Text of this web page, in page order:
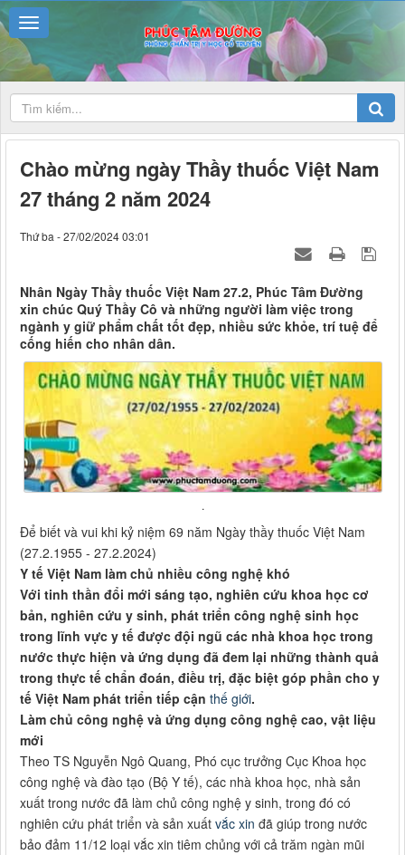
Chào mừng ngày Thầy thuốc Việt Nam
27 tháng 2 năm 2024
Thứ ba - 27/02/2024 03:01
Nhân Ngày Thầy thuốc Việt Nam 27.2, Phúc Tâm Đường
xin chúc Quý Thầy Cô và những người làm việc trong
ngành y giữ phẩm chất tốt đẹp, nhiều sức khỏe, trí tuệ để
cống hiến cho nhân dân.
.
Để biết và vui khi kỷ niệm 69 năm Ngày thầy thuốc Việt Nam
(27.2.1955 - 27.2.2024)
Y tế Việt Nam làm chủ nhiều công nghệ khó
Với tinh thần đổi mới sáng tạo, nghiên cứu khoa học cơ
bản, nghiên cứu y sinh, phát triển công nghệ sinh học
trong lĩnh vực y tế được đội ngũ các nhà khoa học trong
nước thực hiện và ứng dụng đã đem lại những thành quả
trong thực tế chẩn đoán, điều trị, đặc biệt góp phần cho y
tế Việt Nam phát triển tiếp cận thế giới.
Làm chủ công nghệ và ứng dụng công nghệ cao, vật liệu
mới
Theo TS Nguyễn Ngô Quang, Phó cục trưởng Cục Khoa học
công nghệ và đào tạo (Bộ Y tế), các nhà khoa học, nhà sản
xuất trong nước đã làm chủ công nghệ y sinh, trong đó có
nghiên cứu phát triển và sản xuất vắc xin đã giúp trong nước
bảo đảm 11/12 loại vắc xin tiêm chủng với cả trăm ngàn mũi